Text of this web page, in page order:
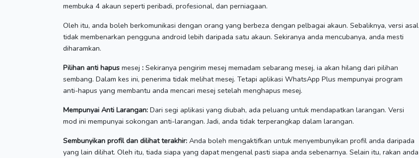
membuka 4 akaun seperti peribadi, profesional, dan perniagaan.
Oleh itu, anda boleh berkomunikasi dengan orang yang berbeza dengan pelbagai akaun. Sebaliknya, versi asal
tidak membenarkan pengguna android lebih daripada satu akaun. Sekiranya anda mencubanya, anda mesti
diharamkan.
Pilihan anti hapus mesej : Sekiranya pengirim mesej memadam sebarang mesej, ia akan hilang dari pilihan
sembang. Dalam kes ini, penerima tidak melihat mesej. Tetapi aplikasi WhatsApp Plus mempunyai program
anti-hapus yang membantu anda mencari mesej setelah menghapus mesej.
Mempunyai Anti Larangan: Dari segi aplikasi yang diubah, ada peluang untuk mendapatkan larangan. Versi
mod ini mempunyai sokongan anti-larangan.Jadi, anda tidak terperangkap dalam larangan.
Sembunyikan profil dan dilihat terakhir: Anda boleh mengaktifkan untuk menyembunyikan profil anda daripada
yang lain dilihat. Oleh itu, tiada siapa yang dapat mengenal pasti siapa anda sebenarnya. Selain itu, rakan anda